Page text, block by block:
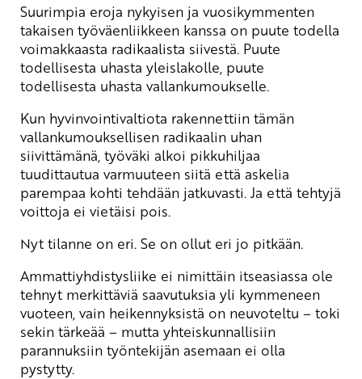
Suurimpia eroja nykyisen ja vuosikymmenten
takaisen työväenliikkeen kanssa on puute todella
voimakkaasta radikaalista siivestä. Puute
todellisesta uhasta yleislakolle, puute
todellisesta uhasta vallankumoukselle.
Kun hyvinvointivaltiota rakennettiin tämän
vallankumouksellisen radikaalin uhan
siivittämänä, työväki alkoi pikkuhiljaa
tuudittautua varmuuteen siitä että askelia
parempaa kohti tehdään jatkuvasti. Ja että tehtyjä
voittoja ei vietäisi pois.
Nyt tilanne on eri. Se on ollut eri jo pitkään.
Ammattiyhdistysliike ei nimittäin itseasiassa ole
tehnyt merkittäviä saavutuksia yli kymmeneen
vuoteen, vain heikennyksistä on neuvoteltu – toki
sekin tärkeää – mutta yhteiskunnallisiin
parannuksiin työntekijän asemaan ei olla
pystytty.